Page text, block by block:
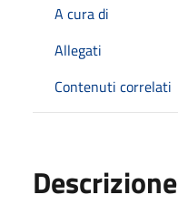
A cura di
Allegati
Contenuti correlati
Descrizione